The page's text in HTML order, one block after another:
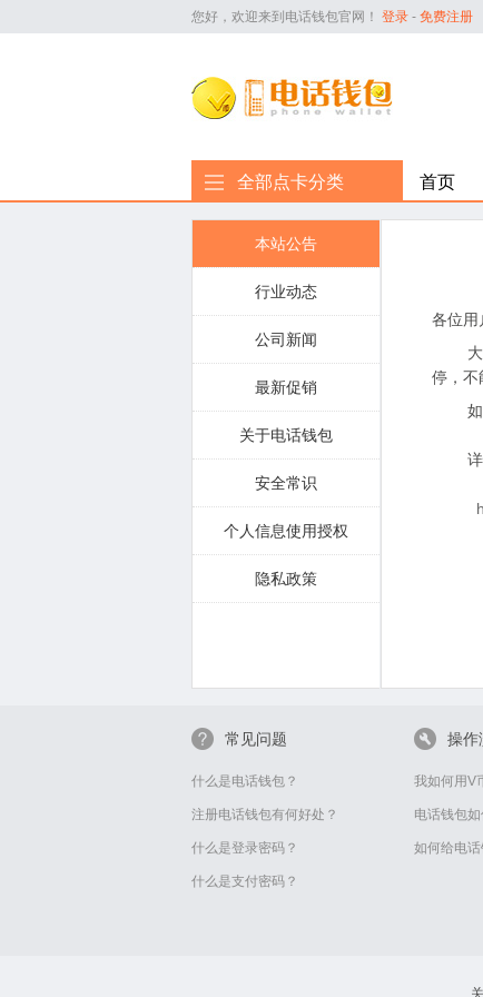
您好，欢迎来到电话钱包官网！ 登录 - 免费注册
全部点卡分类 首页
本站公告
行业动态
公司新闻
最新促销
关于电话钱包
安全常识
个人信息使用授权
隐私政策
各位用
大家
停，不
如来
详情
常见问题
什么是电话钱包？
注册电话钱包有何好处？
什么是登录密码？
什么是支付密码？
操作
我如何用V
电话钱包
如何给电话